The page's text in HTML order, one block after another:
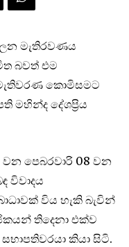
මැතිරවණය
බවත් එම
කොමිසමට
මහින්ද දේශප්‍රිය
පෙබරවාරි 08 වන
විවාදය
විය හැකි බැවින්
තිදෙනා එක්ව
කියා සිටි.